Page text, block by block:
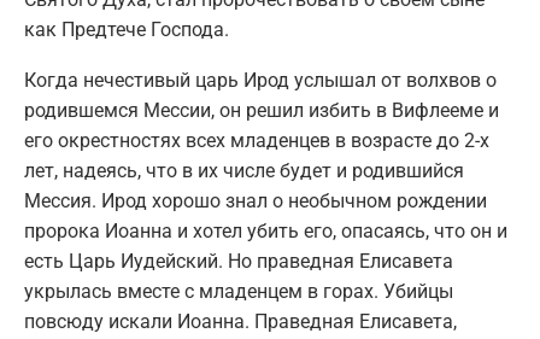
как Предтече Господа.
Когда нечестивый царь Ирод услышал от волхвов о
родившемся Мессии, он решил избить в Вифлееме и
его окрестностях всех младенцев в возрасте до 2-х
лет, надеясь, что в их числе будет и родившийся
Мессия. Ирод хорошо знал о необычном рождении
пророка Иоанна и хотел убить его, опасаясь, что он и
есть Царь Иудейский. Но праведная Елисавета
укрылась вместе с младенцем в горах. Убийцы
повсюду искали Иоанна. Праведная Елисавета,